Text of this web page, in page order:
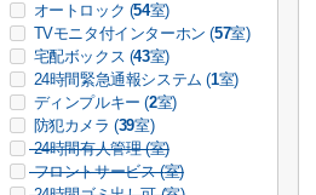
オートロック (54室)
TVモニタ付インターホン (57室)
宅配ボックス (43室)
24時間緊急通報システム (1室)
ディンプルキー (2室)
防犯カメラ (39室)
24時間有人管理 (室)
フロントサービス (室)